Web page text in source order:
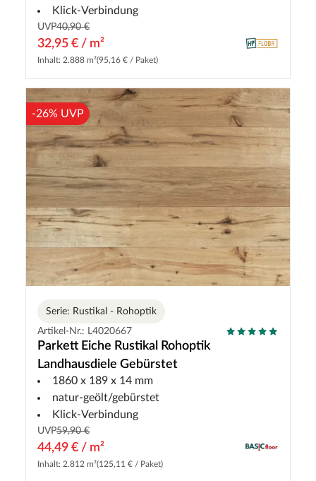
Klick-Verbindung
UVP40,90 €
32,95 € / m²
Inhalt: 2.888 m²(95,16 € / Paket)
-26% UVP
Serie: Rustikal - Rohoptik
Artikel-Nr.: L4020667
Parkett Eiche Rustikal Rohoptik
Landhausdiele Gebürstet
1860 x 189 x 14 mm
natur-geölt/gebürstet
Klick-Verbindung
UVP59,90 €
44,49 € / m²
Inhalt: 2.812 m²(125,11 € / Paket)